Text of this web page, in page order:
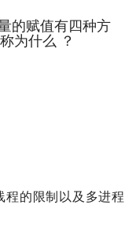
的赋值有四种方
为什么 ？
程的限制以及多进程